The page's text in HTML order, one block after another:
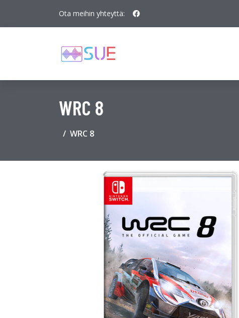
Ota meihin yhteyttä:
WRC 8
WRC 8